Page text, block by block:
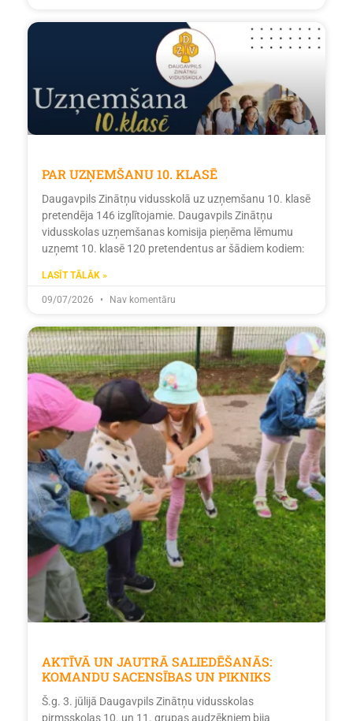
PAR UZŅEMŠANU 10. KLASĒ
Daugavpils Zinātņu vidusskolā uz uzņemšanu 10. klasē
pretendēja 146 izglītojamie. Daugavpils Zinātņu
vidusskolas uzņemšanas komisija pieņēma lēmumu
uzņemt 10. klasē 120 pretendentus ar šādiem kodiem:
LASĪT TĀLĀK »
09/07/2026 Nav komentāru
AKTĪVĀ UN JAUTRĀ SALIEDĒŠANĀS:
KOMANDU SACENSĪBAS UN PIKNIKS
Š.g. 3. jūlijā Daugavpils Zinātņu vidusskolas
pirmsskolas 10. un 11. grupas audzēkņiem bija